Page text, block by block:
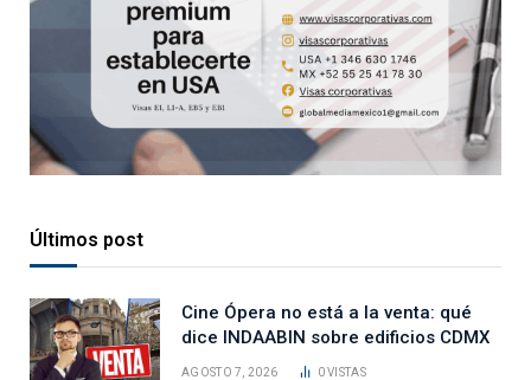
Últimos post
Cine Ópera no está a la venta: qué
dice INDAABIN sobre edificios CDMX
AGOSTO 7, 2026 0VISTAS